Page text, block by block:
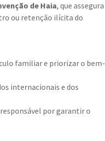
de Haia, que assegura
ou retenção ilícita do
familiar e priorizar o bem-
internacionais e dos
por garantir o